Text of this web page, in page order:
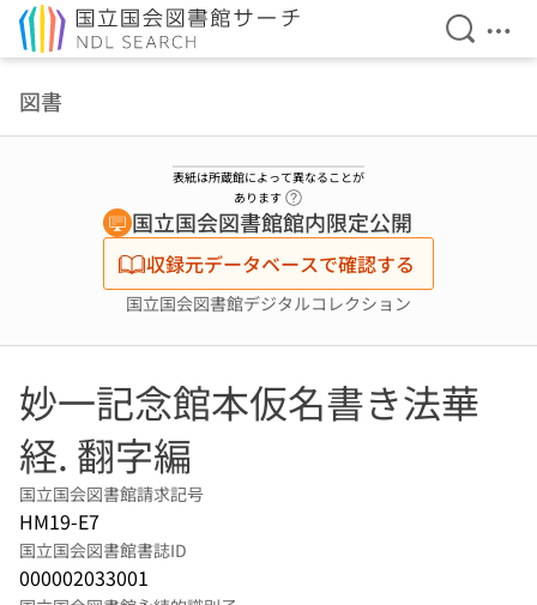
検索を
メ
図書
表紙は所蔵館によって異なることが
あります
国立国会図書館館内限定公開
収録元データベースで確認する
国立国会図書館デジタルコレクション
妙一記念館本仮名書き法華
経. 翻字編
国立国会図書館請求記号
HM19-E7
国立国会図書館書誌ID
000002033001